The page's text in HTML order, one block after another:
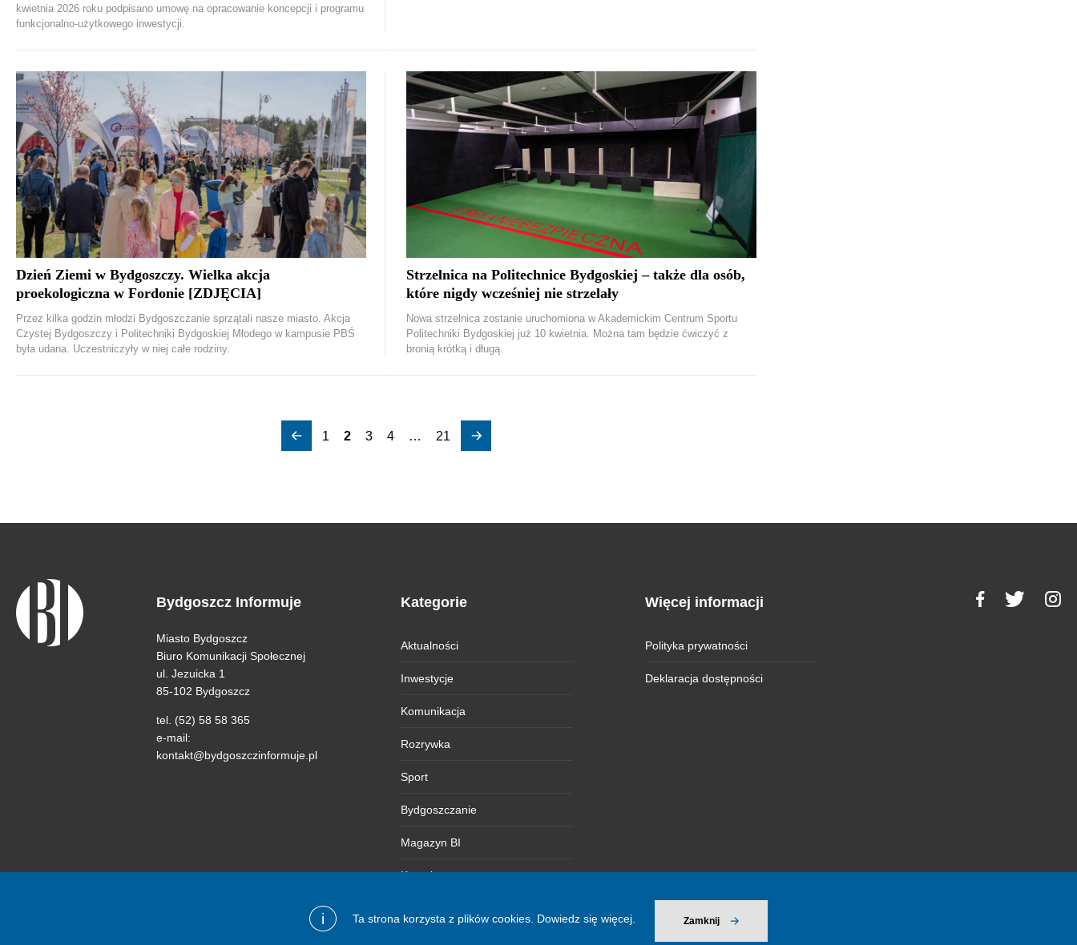
i Ta strona korzysta z plików cookies. Dowiedz się więcej. Zamknij
kwietnia 2026 roku podpisano umowę na opracowanie koncepcji i programu
funkcjonalno-użytkowego inwestycji.
Dzień Ziemi w Bydgoszczy. Wielka akcja
proekologiczna w Fordonie [ZDJĘCIA]
Przez kilka godzin młodzi Bydgoszczanie sprzątali nasze miasto. Akcja
Czystej Bydgoszczy i Politechniki Bydgoskiej Młodego w kampusie PBŚ
była udana. Uczestniczyły w niej całe rodziny.
Strzelnica na Politechnice Bydgoskiej – także dla osób,
które nigdy wcześniej nie strzelały
Nowa strzelnica zostanie uruchomiona w Akademickim Centrum Sportu
Politechniki Bydgoskiej już 10 kwietnia. Można tam będzie ćwiczyć z
bronią krótką i długą.
1 2 3 4 … 21
Bydgoszcz Informuje
Miasto Bydgoszcz
Biuro Komunikacji Społecznej
ul. Jezuicka 1
85-102 Bydgoszcz
tel. (52) 58 58 365
e-mail:
kontakt@bydgoszczinformuje.pl
Kategorie
Aktualności
Inwestycje
Komunikacja
Rozrywka
Sport
Bydgoszczanie
Magazyn BI
Kontakt
Więcej informacji
Polityka prywatności
Deklaracja dostępności